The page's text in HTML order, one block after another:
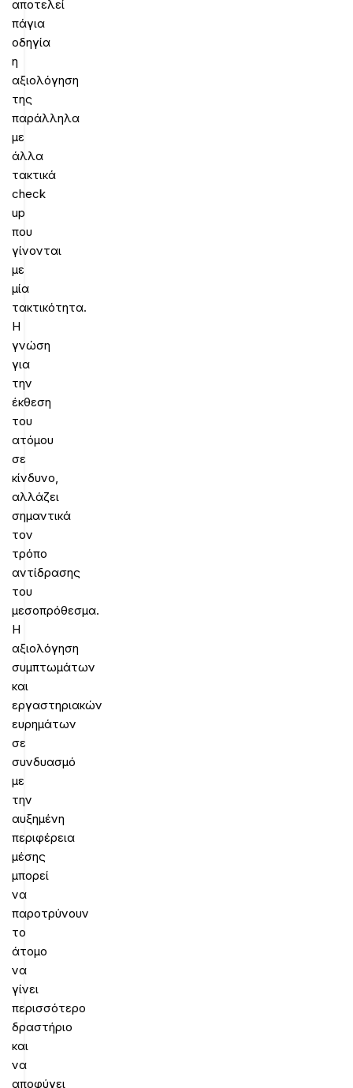
αποτελεί
πάγια
οδηγία
η
αξιολόγηση
της
παράλληλα
με
άλλα
τακτικά
check
up
που
γίνονται
με
μία
τακτικότητα.
Η
γνώση
για
την
έκθεση
του
ατόμου
σε
κίνδυνο,
αλλάζει
σημαντικά
τον
τρόπο
αντίδρασης
του
μεσοπρόθεσμα.
Η
αξιολόγηση
συμπτωμάτων
και
εργαστηριακών
ευρημάτων
σε
συνδυασμό
με
την
αυξημένη
περιφέρεια
μέσης
μπορεί
να
παροτρύνουν
το
άτομο
να
γίνει
περισσότερο
δραστήριο
και
να
αποφύγει